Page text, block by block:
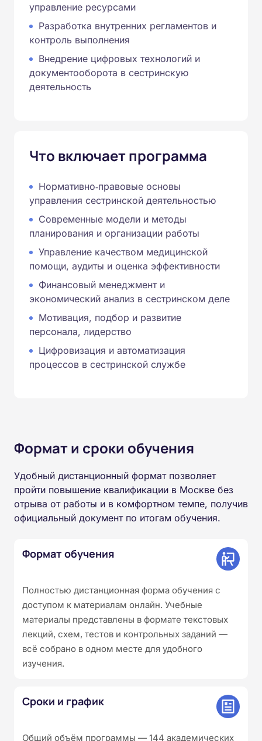
управление ресурсами
Разработка внутренних регламентов и
контроль выполнения
Внедрение цифровых технологий и
документооборота в сестринскую
деятельность
Что включает программа
Нормативно‑правовые основы
управления сестринской деятельностью
Современные модели и методы
планирования и организации работы
Управление качеством медицинской
помощи, аудиты и оценка эффективности
Финансовый менеджмент и
экономический анализ в сестринском деле
Мотивация, подбор и развитие
персонала, лидерство
Цифровизация и автоматизация
процессов в сестринской службе
Формат и сроки обучения
Удобный дистанционный формат позволяет
пройти повышение квалификации в Москве без
отрыва от работы и в комфортном темпе, получив
официальный документ по итогам обучения.
Формат обучения
Полностью дистанционная форма обучения с
доступом к материалам онлайн. Учебные
материалы представлены в формате текстовых
лекций, схем, тестов и контрольных заданий —
всё собрано в одном месте для удобного
изучения.
Сроки и график
Общий объём программы — 144 академических